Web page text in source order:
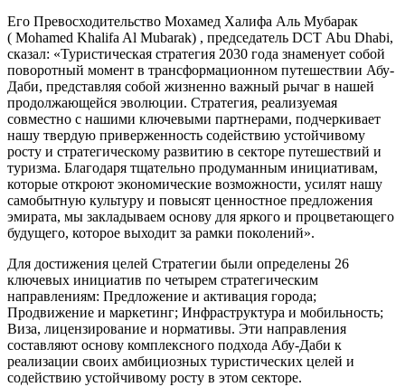
Его Превосходительство Мохамед Халифа Аль Мубарак
( Mohamed Khalifa Al Mubarak) , председатель DCT Abu Dhabi,
сказал: «Туристическая стратегия 2030 года знаменует собой
поворотный момент в трансформационном путешествии Абу-
Даби, представляя собой жизненно важный рычаг в нашей
продолжающейся эволюции. Стратегия, реализуемая
совместно с нашими ключевыми партнерами, подчеркивает
нашу твердую приверженность содействию устойчивому
росту и стратегическому развитию в секторе путешествий и
туризма. Благодаря тщательно продуманным инициативам,
которые откроют экономические возможности, усилят нашу
самобытную культуру и повысят ценностное предложения
эмирата, мы закладываем основу для яркого и процветающего
будущего, которое выходит за рамки поколений».
Для достижения целей Стратегии были определены 26
ключевых инициатив по четырем стратегическим
направлениям: Предложение и активация города;
Продвижение и маркетинг; Инфраструктура и мобильность;
Виза, лицензирование и нормативы. Эти направления
составляют основу комплексного подхода Абу-Даби к
реализации своих амбициозных туристических целей и
содействию устойчивому росту в этом секторе.